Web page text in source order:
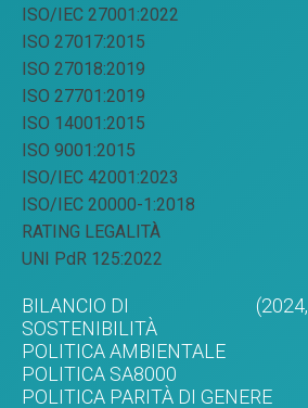
ISO/IEC 27001:2022
ISO 27017:2015
ISO 27018:2019
ISO 27701:2019
ISO 14001:2015
ISO 9001:2015
ISO/IEC 42001:2023
ISO/IEC 20000-1:2018
RATING LEGALITÀ
UNI PdR 125:2022
BILANCIO DI
SOSTENIBILITÀ
(2024,
POLITICA AMBIENTALE
POLITICA SA8000
POLITICA PARITÀ DI GENERE